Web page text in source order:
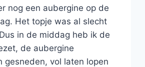
nog een aubergine op de
Het topje was al slecht
in de middag heb ik de
de aubergine
gesneden, vol laten lopen